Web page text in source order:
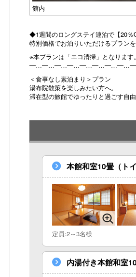
館内
◆1週間のロングステイ連泊で【20
特別価格でお泊りいただけるプラン
※本プランは「エコ清掃」となりま
＜食事なし素泊まり＞プラン
湯布院散策を楽しみたい方へ。
滞在型の旅館でゆったりと過ごす自
本館和室10畳（ト
定員:2～3名様
内湯付き本館和室